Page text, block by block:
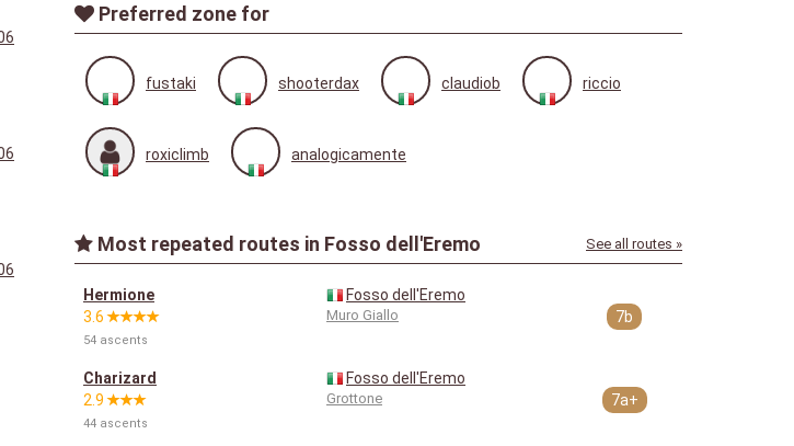
Preferred zone for
fustaki shooterdax claudiob riccio
roxiclimb analogicamente
Most repeated routes in Fosso dell'Eremo See all routes »
Hermione
3.6
54 ascents
Fosso dell'Eremo
Muro Giallo 7b
Charizard
2.9
44 ascents
Fosso dell'Eremo
Grottone 7a+